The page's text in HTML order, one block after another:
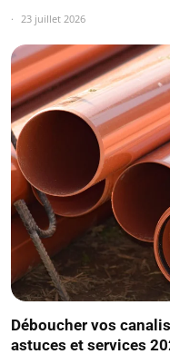
23 juillet 2026
Déboucher vos
astuces et services